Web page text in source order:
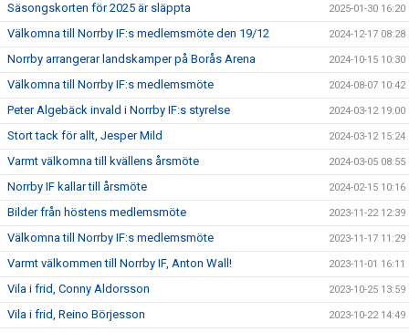
Säsongskorten för 2025 är släppta 2025-01-30 16:20
Välkomna till Norrby IF:s medlemsmöte den 19/12 2024-12-17 08:28
Norrby arrangerar landskamper på Borås Arena 2024-10-15 10:30
Välkomna till Norrby IF:s medlemsmöte 2024-08-07 10:42
Peter Algebäck invald i Norrby IF:s styrelse 2024-03-12 19:00
Stort tack för allt, Jesper Mild 2024-03-12 15:24
Varmt välkomna till kvällens årsmöte 2024-03-05 08:55
Norrby IF kallar till årsmöte 2024-02-15 10:16
Bilder från höstens medlemsmöte 2023-11-22 12:39
Välkomna till Norrby IF:s medlemsmöte 2023-11-17 11:29
Varmt välkommen till Norrby IF, Anton Wall! 2023-11-01 16:11
Vila i frid, Conny Aldorsson 2023-10-25 13:59
Vila i frid, Reino Börjesson 2023-10-22 14:49